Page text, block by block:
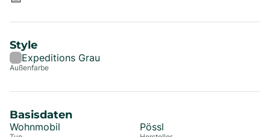
Style
Expeditions Grau
Außenfarbe
Basisdaten
Wohnmobil Pössl